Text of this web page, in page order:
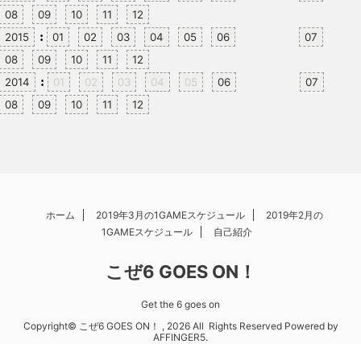
08
09 10 11
12
2015
: 01 02 03 04 05 06
07
08
09 10 11
12
2014
: 01 02 03 04 05 06
07
08
09 10 11 12
ホーム 2019年3月の1GAMEスケジュール
2019年2月の
1GAMEスケジュール
自己紹介
こぜ6 GOES ON！
Get the 6 goes on
Copyright© こぜ6 GOES ON！ , 2026 All Rights Reserved Powered by
AFFINGER5.